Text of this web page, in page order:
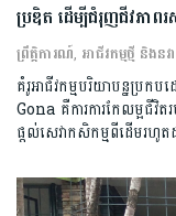
ប្រឌិត ដើម្បីជំរុញជីវភាព
ព្រឹត្តិការណ៍, អាជីវកម្មថ្មី និងនវ
គំរូអាជីវកម្មបរិយាបន្នប្រ
Gona គឺការការកែលម្អជីវិ
ផ្តល់សេវាកសិកម្មពីដើមរហូ